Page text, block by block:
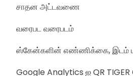
சாதன அட்டவணை
வரைபட வரைபடம்
ஸ்கேன்களின் எண்ணிக்கை, இடம்
Google Analytics ஐ QR TIGER